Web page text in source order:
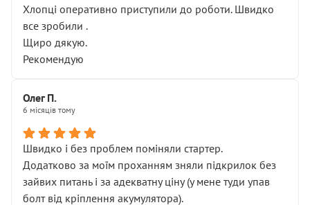
Хлопці оперативно приступили до роботи. Швидко
все зробили .
Щиро дякую.
Рекомендую
Олег П.
6 місяців тому
Швидко і без проблем поміняли стартер.
Додатково за моїм проханням зняли підкрилок без
зайвих питань і за адекватну ціну (у мене туди упав
болт від кріплення акумулятора).